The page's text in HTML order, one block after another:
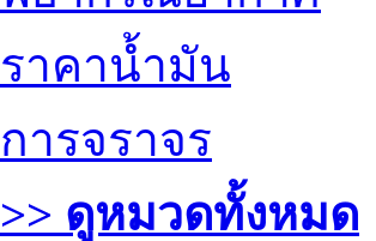
ราคาน้ำมัน
การจราจร
>> ดูหมวดทั้งหมด